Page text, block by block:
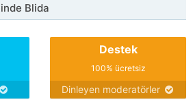
Blida
Destek
100% ücretsiz
Dinleyen moderatörler